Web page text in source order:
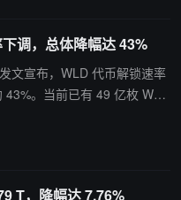
枚 BTC（降幅 5
投资者类别——投资顾问
银行则将其比特币 ETF 持
集与比特币市场在下跌行情
调，总体降幅达 43%
文宣布，WLD 代币解锁速率
。当前已有 49 亿枚 WLD
320 万枚降至 160 万枚，
T，降幅达 7.76%